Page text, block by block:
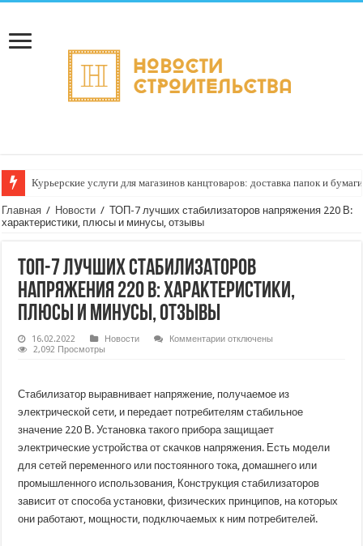
Курьерские услуги для магазинов канцтоваров: доставка папок и
Главная / Новости / ТОП-7 лучших стабилизаторов напряжения 220 В:
характеристики, плюсы и минусы, отзывы
ТОП-7 лучших стабилизаторов
напряжения 220 В: характеристики,
плюсы и минусы, отзывы
16.02.2022 Новости Комментариик
напряжения
220
В:
плюсы
и
минусы,
отзывы
отключены
2,092 Просмотры
Стабилизатор выравнивает напряжение, получаемое из
электрической сети, и передает потребителям стабильное
значение 220 В. Установка такого прибора защищает
электрические устройства от скачков напряжения. Есть модели
для сетей переменного или постоянного тока, домашнего или
промышленного использования, Конструкция стабилизаторов
зависит от способа установки, физических принципов, на которых
они работают, мощности, подключаемых к ним потребителей.